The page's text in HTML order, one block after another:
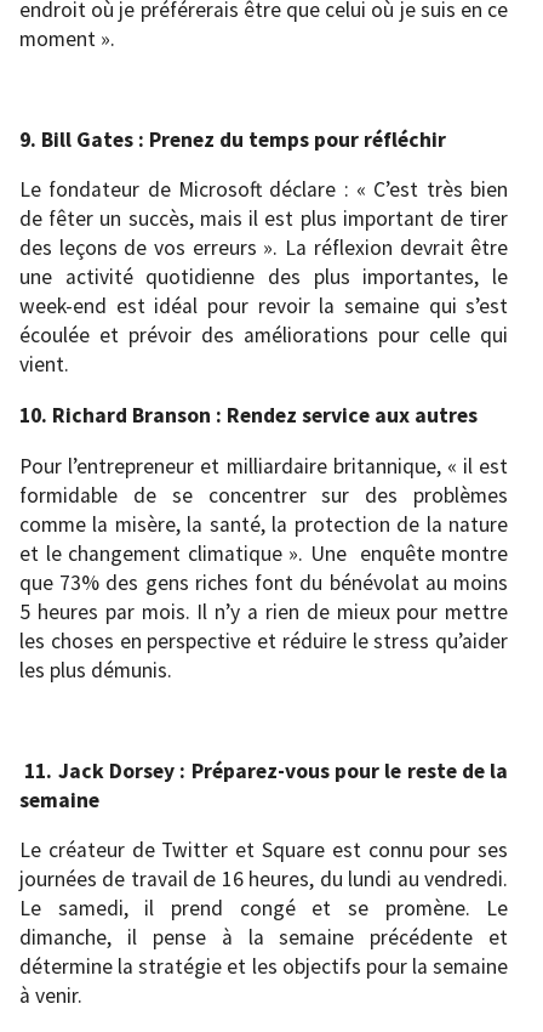
endroit où je préférerais être que celui où je suis en ce
moment ».
9. Bill Gates : Prenez du temps pour réfléchir
Le fondateur de Microsoft déclare : « C’est très bien
de fêter un succès, mais il est plus important de tirer
des leçons de vos erreurs ». La réflexion devrait être
une activité quotidienne des plus importantes, le
week-end est idéal pour revoir la semaine qui s’est
écoulée et prévoir des améliorations pour celle qui
vient.
10. Richard Branson : Rendez service aux autres
Pour l’entrepreneur et milliardaire britannique, « il est
formidable de se concentrer sur des problèmes
comme la misère, la santé, la protection de la nature
et le changement climatique ». Une enquête montre
que 73% des gens riches font du bénévolat au moins
5 heures par mois. Il n’y a rien de mieux pour mettre
les choses en perspective et réduire le stress qu’aider
les plus démunis.
11. Jack Dorsey : Préparez-vous pour le reste de la
semaine
Le créateur de Twitter et Square est connu pour ses
journées de travail de 16 heures, du lundi au vendredi.
Le samedi, il prend congé et se promène. Le
dimanche, il pense à la semaine précédente et
détermine la stratégie et les objectifs pour la semaine
à venir.